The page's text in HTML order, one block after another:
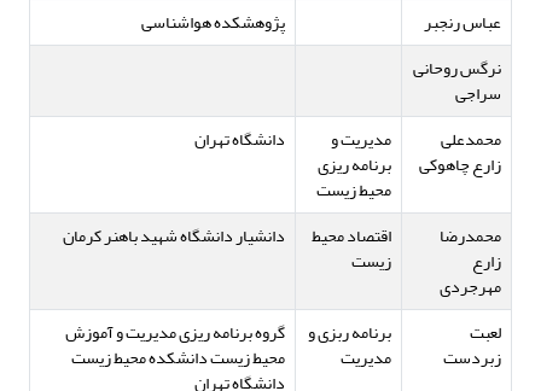
عباس رنجبر
پژوهشکده هواشناسی
نرگس روحانی
سراجی
محمدعلی
زارع چاهوکی
مدیریت و
برنامه ریزی
محیط زیست
دانشگاه تهران
محمدرضا
زارع
مهرجردی
اقتصاد محیط
زیست
دانشیار دانشگاه شهید باهنر کرمان
لعبت
زبردست
برنامه ربزی و
مدیریت
گروه برنامه ریزی مدیریت و آموزش
محیط زیست دانشکده محیط زیست
دانشگاه تهران